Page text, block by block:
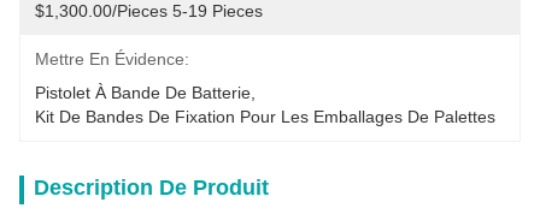
$1,300.00/pieces 5-19 Pieces
Mettre En Évidence:
Pistolet À Bande De Batterie
Kit De Bandes De Fixation Pour Les Emballages De Palettes
Description De Produit